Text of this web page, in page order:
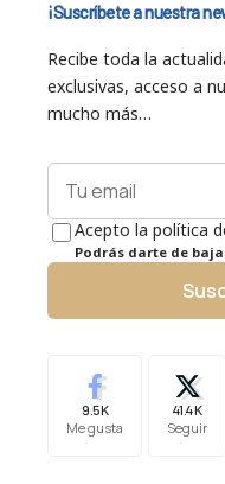
¡Suscríbete a nuestra
Recibe toda la
exclusivas, acceso a
mucho más…
Acepto la política
Podrás darte de
9.5K
Me gusta
41.4K
Seguir